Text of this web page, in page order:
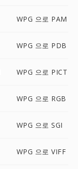
WPG 으로 PAM
WPG 으로 PDB
WPG 으로 PICT
WPG 으로 RGB
WPG 으로 SGI
WPG 으로 VIFF